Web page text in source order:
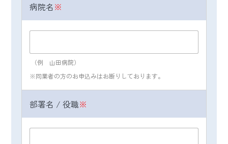
２．共同利用者の範囲
株式会社日本経営：https://nihon-
その他の日本経営グループ：
https://nkgr.co.jp/privacypolicy/nkgr-list02/
３．共同利用者の利用目的
上記、（２）当グループが取得する個人情報
とその利用目的と同様。
病院名 ※
（例 山田病院）
※同業者の方のお申込みはお断りしております。
部署名 / 役職※